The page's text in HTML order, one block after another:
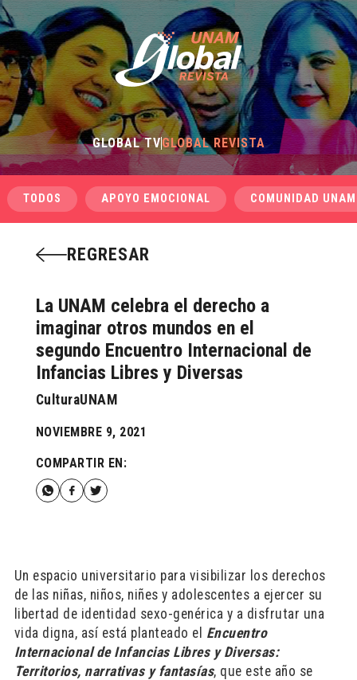
GLOBAL TVGLOBAL REVISTA
TODOS APOYO EMOCIONAL COMUNIDAD UNAM
REGRESAR
La UNAM celebra el derecho a
imaginar otros mundos en el
segundo Encuentro Internacional de
Infancias Libres y Diversas
CulturaUNAM
NOVIEMBRE 9, 2021
COMPARTIR EN:
Un espacio universitario para visibilizar los derechos
de las niñas, niños, niñes y adolescentes a ejercer su
libertad de identidad sexo-genérica y a disfrutar una
vida digna, así está planteado el Encuentro
Internacional de Infancias Libres y Diversas:
Territorios, narrativas y fantasías, que este año se